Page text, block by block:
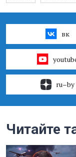
вк
ru–by
Читайте